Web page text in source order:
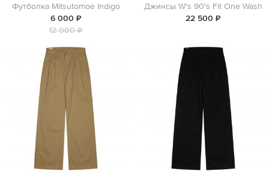
Футболка Mitsutomoe Indigo
6 000 ₽
12 000 ₽
Джинсы W's 90's Fit One Wash
22 500 ₽